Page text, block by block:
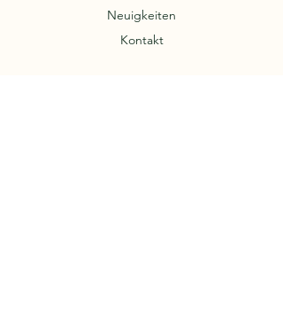
Neuigkeiten
Kontakt